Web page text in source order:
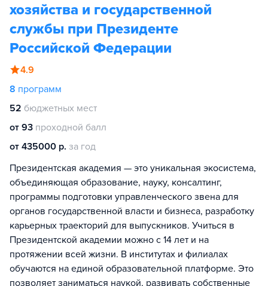
хозяйства и государственной
службы при Президенте
Российской Федерации
4.9
8 программ
52 бюджетных мест
от 93 проходной балл
от 435000 р. за год
Президентская академия — это уникальная экосистема,
объединяющая образование, науку, консалтинг,
программы подготовки управленческого звена для
органов государственной власти и бизнеса, разработку
карьерных траекторий для выпускников. Учиться в
Президентской академии можно с 14 лет и на
протяжении всей жизни. В институтах и филиалах
обучаются на единой образовательной платформе. Это
позволяет заниматься наукой, развивать собственные